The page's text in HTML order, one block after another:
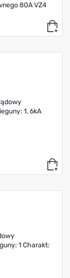
80A VZ4
1, 6kA
1 Charakt: